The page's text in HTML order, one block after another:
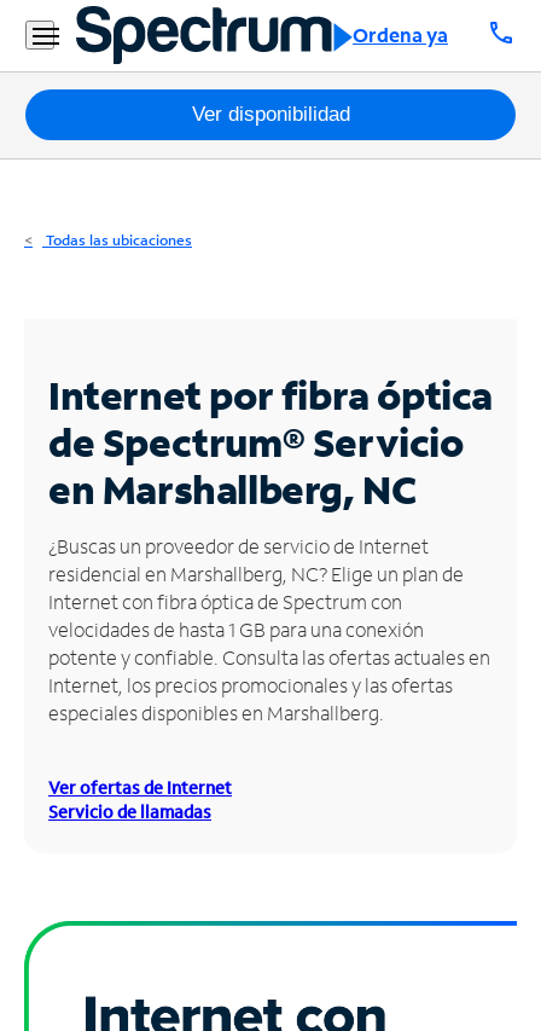
Ordena ya call
Residencial
Business
Paquetes
Internet
Business
Contáctanos
Inglés
Administrar
cuenta
Encuentra
una
tienda
Ver disponibilidad
Todas las ubicaciones
Internet por fibra óptica
de Spectrum®Servicio
en Marshallberg, NC
¿Buscas un proveedor de servicio de Internet
residencial en Marshallberg, NC? Elige un plan de
Internet con fibra óptica de Spectrum con
velocidades de hasta 1 GB para una conexión
potente y confiable. Consulta las ofertas actuales en
Internet, los precios promocionales y las ofertas
especiales disponibles en Marshallberg.
Ver ofertas de Internet
Servicio de llamadas